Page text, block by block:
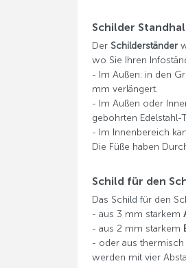
Schilder
Der Schilderständer
wo Sie Ihren
- Im Außen: in den
mm verlängert.
- Im Außen oder
gebohrten
- Im Innenbereich
Die Füße haben
Schild für den
Das Schild für den
- aus 3 mm starkem
- aus 2 mm starkem
- oder aus
werden mit vier